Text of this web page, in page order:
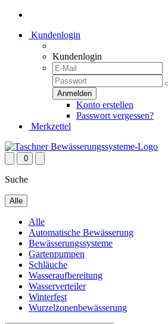
Kundenlogin
Kundenlogin
Konto erstellen
Passwort vergessen?
Merkzettel
0
Suche
Alle
Alle
Automatische Bewässerung
Bewässerungssysteme
Gartenpumpen
Schläuche
Wasseraufbereitung
Wasserverteiler
Winterfest
Wurzelzonenbewässerung